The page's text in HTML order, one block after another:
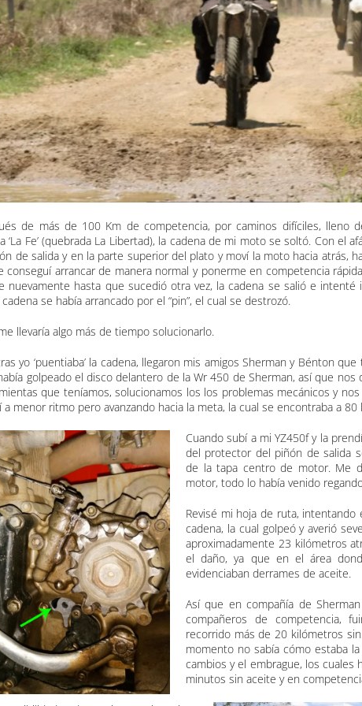
de más de 100 Km de competencia, por caminos difíciles, lleno
‘La Fe’ (quebrada La Libertad), la cadena de mi moto se soltó. Con el
de salida y en la parte superior del plato y moví la moto hacia atrás,
conseguí arrancar de manera normal y ponerme en competencia
nuevamente hasta que sucedió otra vez, la cadena se salió e
cadena se había arrancado por el “pin”, el cual se destrozó.
llevaría algo más de tiempo solucionarlo.
yo ‘puentiaba’ la cadena, llegaron mis amigos Sherman y Bénton
golpeado el disco delantero de la Wr 450 de Sherman, así que nos
que teníamos, solucionamos los los problemas mecánicos y
a menor ritmo pero avanzando hacia la meta, la cual se encontraba a
Cuando subí a mi YZ450f y la
del protector del piñón de salida
de la tapa centro de motor. Me
motor, todo lo había venido
Revisé mi hoja de ruta,
cadena, la cual golpeó y averió
aproximadamente 23 kilómetros
el daño, ya que en el área
evidenciaban derrames de aceite.
Así que en compañía de
compañeros de competencia,
recorrido más de 20 kilómetros
momento no sabía cómo estaba
cambios y el embrague, los cuales
minutos sin aceite y en